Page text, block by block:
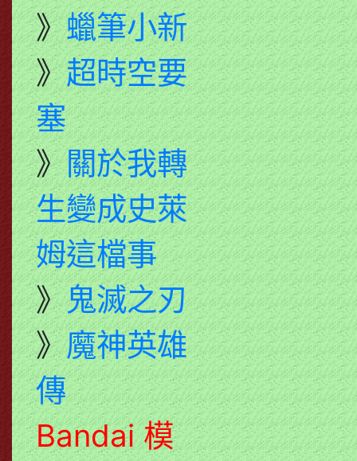
》蠟筆小新
》超時空要
塞
》關於我轉
生變成史萊
姆這檔事
》鬼滅之刃
》魔神英雄
傳
Bandai 模